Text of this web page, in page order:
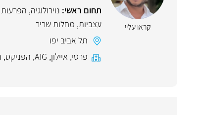
קראו עליי
תחום ראשי: נוירולוגיה,
עצביות, מחלות שריר
תל אביב יפו
פרטי, איילון,
AIG
, הפניקס,